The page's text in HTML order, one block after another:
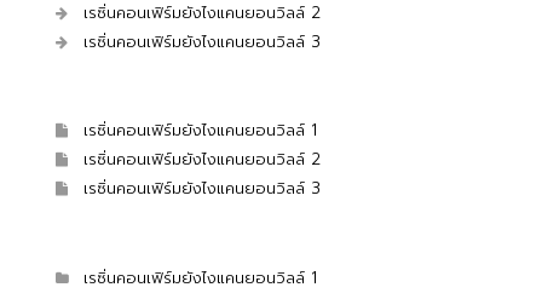
เรซิ่นคอนเฟิร์มยังไงแคนยอนวิลล์ 2
เรซิ่นคอนเฟิร์มยังไงแคนยอนวิลล์ 3
เรซิ่นคอนเฟิร์มยังไงแคนยอนวิลล์ 1
เรซิ่นคอนเฟิร์มยังไงแคนยอนวิลล์ 2
เรซิ่นคอนเฟิร์มยังไงแคนยอนวิลล์ 3
เรซิ่นคอนเฟิร์มยังไงแคนยอนวิลล์ 1